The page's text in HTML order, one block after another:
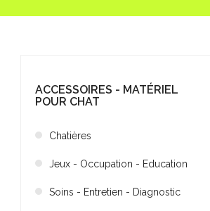
ACCESSOIRES - MATÉRIEL
POUR CHAT
Chatières
Jeux - Occupation - Education
Soins - Entretien - Diagnostic